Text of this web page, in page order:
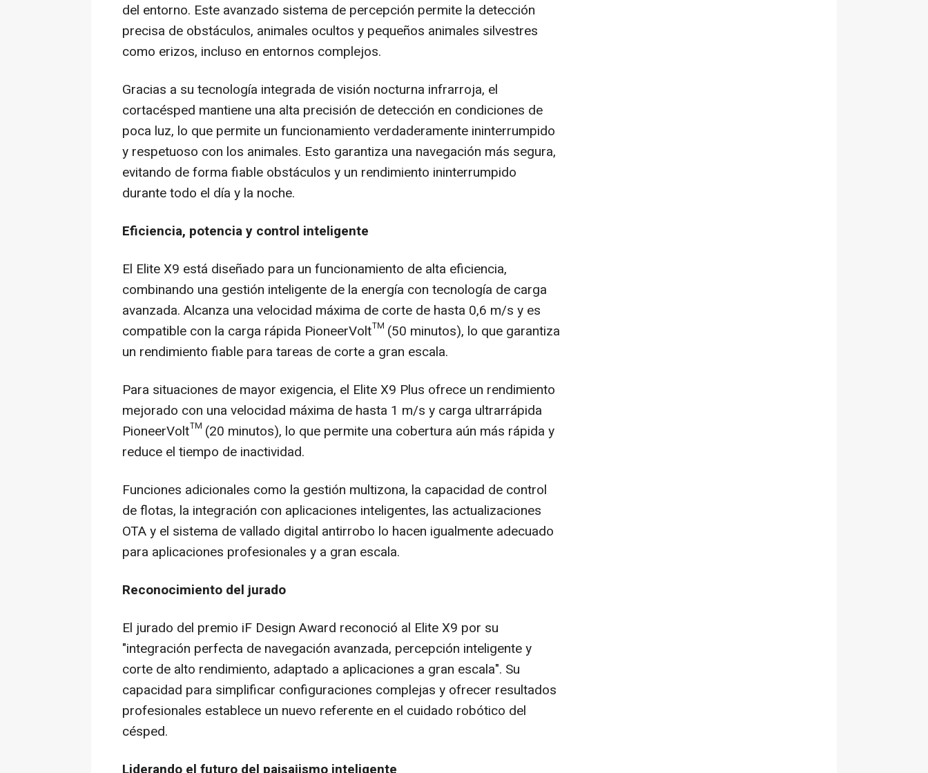
del entorno. Este avanzado sistema de percepción permite la detección
precisa de obstáculos, animales ocultos y pequeños animales silvestres
como erizos, incluso en entornos complejos.
Gracias a su tecnología integrada de visión nocturna infrarroja, el
cortacésped mantiene una alta precisión de detección en condiciones de
poca luz, lo que permite un funcionamiento verdaderamente ininterrumpido
y respetuoso con los animales. Esto garantiza una navegación más segura,
evitando de forma fiable obstáculos y un rendimiento ininterrumpido
durante todo el día y la noche.
Eficiencia, potencia y control inteligente
El Elite X9 está diseñado para un funcionamiento de alta eficiencia,
combinando una gestión inteligente de la energía con tecnología de carga
avanzada. Alcanza una velocidad máxima de corte de hasta 0,6 m/s y es
compatible con la carga rápida PioneerVolt™ (50 minutos), lo que garantiza
un rendimiento fiable para tareas de corte a gran escala.
Para situaciones de mayor exigencia, el Elite X9 Plus ofrece un rendimiento
mejorado con una velocidad máxima de hasta 1 m/s y carga ultrarrápida
PioneerVolt™ (20 minutos), lo que permite una cobertura aún más rápida y
reduce el tiempo de inactividad.
Funciones adicionales como la gestión multizona, la capacidad de control
de flotas, la integración con aplicaciones inteligentes, las actualizaciones
OTA y el sistema de vallado digital antirrobo lo hacen igualmente adecuado
para aplicaciones profesionales y a gran escala.
Reconocimiento del jurado
El jurado del premio iF Design Award reconoció al Elite X9 por su
"integración perfecta de navegación avanzada, percepción inteligente y
corte de alto rendimiento, adaptado a aplicaciones a gran escala". Su
capacidad para simplificar configuraciones complejas y ofrecer resultados
profesionales establece un nuevo referente en el cuidado robótico del
césped.